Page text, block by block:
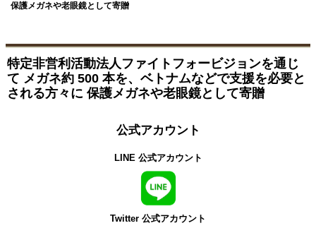
保護メガネや老眼鏡として寄贈
特定非営利活動法人ファイトフォービジョンを通じ
て メガネ約 500 本を、ベトナムなどで支援を必要と
される方々に 保護メガネや老眼鏡として寄贈
公式アカウント
LINE 公式アカウント
Twitter 公式アカウント